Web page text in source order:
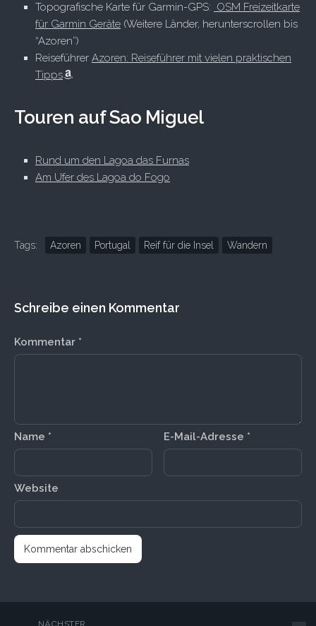
Topografische Karte für Garmin-GPS: OSM Freizeitkarte
für Garmin Geräte (Weitere Länder, herunterscrollen bis
“Azoren”)
Reiseführer Azoren: Reiseführer mit vielen praktischen
Tipps
Touren auf Sao Miguel
Rund um den Lagoa das Furnas
Am Ufer des Lagoa do Fogo
Tags: Azoren Portugal Reif für die Insel Wandern
Schreibe einen Kommentar
Kommentar *
Name * E-Mail-Adresse *
Website